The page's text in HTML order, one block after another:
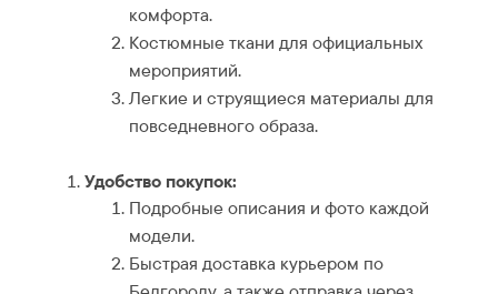
комфорта.
Костюмные ткани для официальных
мероприятий.
Легкие и струящиеся материалы для
повседневного образа.
Удобство покупок:
Подробные описания и фото каждой
модели.
Быстрая доставка курьером по